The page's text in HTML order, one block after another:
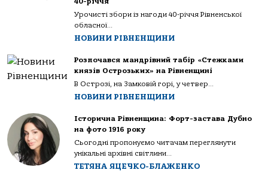
Урочисті збори із нагоди 40-річчя Рівненської
обласної...
НОВИНИ РІВНЕНЩИНИ
Розпочався мандрівний табір «Стежками
князів Острозьких» на Рівненщині
В Острозі, на Замковій горі, у четвер...
НОВИНИ РІВНЕНЩИНИ
Історична Рівненщина: Форт-застава Дубно
на фото 1916 року
Сьогодні пропонуємо читачам переглянути
унікальні архівні світлини...
ТЕТЯНА ЯЦЕЧКО-БЛАЖЕНКО